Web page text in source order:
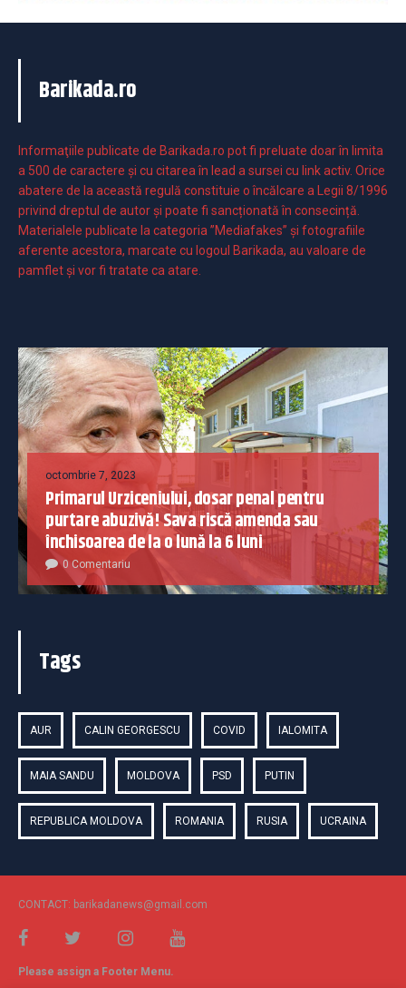
Barikada.ro
Informaţiile publicate de Barikada.ro pot fi preluate doar în limita
a 500 de caractere şi cu citarea în lead a sursei cu link activ. Orice
abatere de la această regulă constituie o încălcare a Legii 8/1996
privind dreptul de autor și poate fi sancționată în consecință.
Materialele publicate la categoria ”Mediafakes” și fotografiile
aferente acestora, marcate cu logoul Barikada, au valoare de
pamflet și vor fi tratate ca atare.
octombrie 7, 2023
Primarul Urziceniului, dosar penal pentru
purtare abuzivă! Sava riscă amenda sau
închisoarea de la o lună la 6 luni
0 Comentariu
Tags
AUR CALIN GEORGESCU COVID IALOMITA
MAIA SANDU MOLDOVA PSD PUTIN
REPUBLICA MOLDOVA ROMANIA RUSIA UCRAINA
CONTACT: barikadanews@gmail.com
Please assign a Footer Menu.